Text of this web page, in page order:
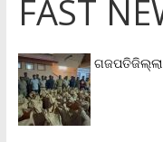
FAST
ଗଜପତିଜିଲ୍ଲା